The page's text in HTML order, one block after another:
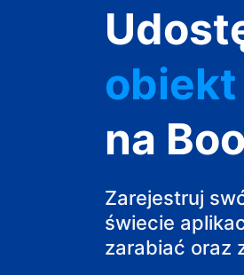
hotel
obiekt
na
Zarejestruj
świecie
zarabiać oraz